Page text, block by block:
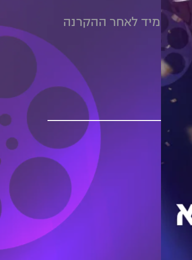
מיד לאחר ההקרנה